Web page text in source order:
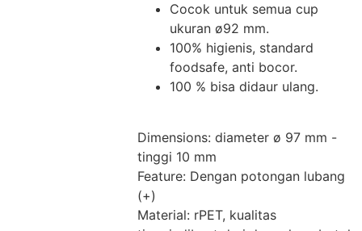
Cocok untuk semua cup
ukuran ø92 mm.
100% higienis, standard
foodsafe, anti bocor.
100 % bisa didaur ulang.
Dimensions: diameter ø 97 mm -
tinggi 10 mm
Feature: Dengan potongan lubang
(+)
Material: rPET, kualitas